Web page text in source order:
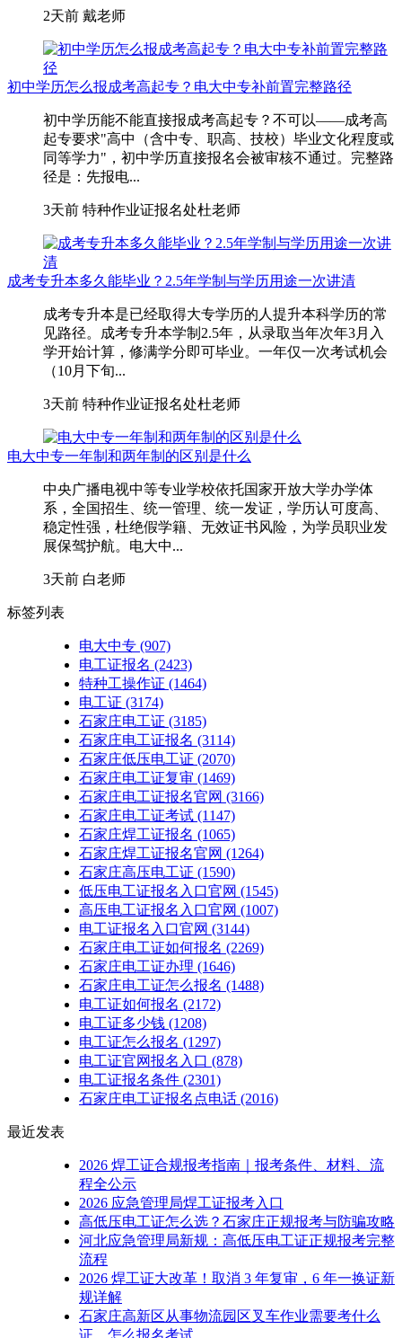
2天前 戴老师
初中学历怎么报成考高起专？电大中专补前置完整路径
初中学历能不能直接报成考高起专？不可以——成考高
起专要求"高中（含中专、职高、技校）毕业文化程度或
同等学力"，初中学历直接报名会被审核不通过。完整路
径是：先报电...
3天前 特种作业证报名处杜老师
成考专升本多久能毕业？2.5年学制与学历用途一次讲清
成考专升本是已经取得大专学历的人提升本科学历的常
见路径。成考专升本学制2.5年，从录取当年次年3月入
学开始计算，修满学分即可毕业。一年仅一次考试机会
（10月下旬...
3天前 特种作业证报名处杜老师
电大中专一年制和两年制的区别是什么
中央广播电视中等专业学校依托国家开放大学办学体
系，全国招生、统一管理、统一发证，学历认可度高、
稳定性强，杜绝假学籍、无效证书风险，为学员职业发
展保驾护航。电大中...
3天前 白老师
标签列表
电大中专 (907)
电工证报名 (2423)
特种工操作证 (1464)
电工证 (3174)
石家庄电工证 (3185)
石家庄电工证报名 (3114)
石家庄低压电工证 (2070)
石家庄电工证复审 (1469)
石家庄电工证报名官网 (3166)
石家庄电工证考试 (1147)
石家庄焊工证报名 (1065)
石家庄焊工证报名官网 (1264)
石家庄高压电工证 (1590)
低压电工证报名入口官网 (1545)
高压电工证报名入口官网 (1007)
电工证报名入口官网 (3144)
石家庄电工证如何报名 (2269)
石家庄电工证办理 (1646)
石家庄电工证怎么报名 (1488)
电工证如何报名 (2172)
电工证多少钱 (1208)
电工证怎么报名 (1297)
电工证官网报名入口 (878)
电工证报名条件 (2301)
石家庄电工证报名点电话 (2016)
最近发表
2026 焊工证合规报考指南｜报考条件、材料、流
程全公示
2026 应急管理局焊工证报考入口
高低压电工证怎么选？石家庄正规报考与防骗攻略
河北应急管理局新规：高低压电工证正规报考完整
流程
2026 焊工证大改革！取消 3 年复审，6 年一换证新
规详解
石家庄高新区从事物流园区叉车作业需要考什么
证，怎么报名考试